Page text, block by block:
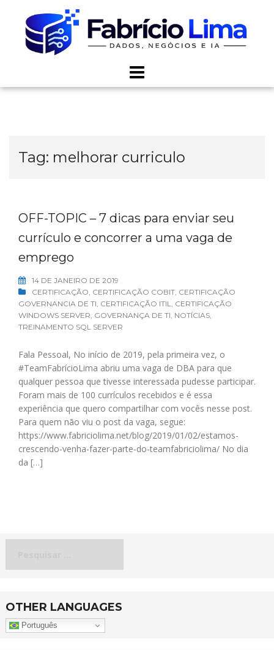
content
Tag: melhorar curriculo
OFF-TOPIC – 7 dicas para enviar seu
currículo e concorrer a uma vaga de
emprego
14 DE JANEIRO DE 2019
CERTIFICAÇÃO, CERTIFICAÇÃO COBIT, CERTIFICAÇÃO
GOVERNANCIA DE TI, CERTIFICAÇÃO ITIL, CERTIFICAÇÃO
WINDOWS SERVER, GOVERNANÇA DE TI, NOTÍCIAS,
TREINAMENTO SQL SERVER
Fala Pessoal, No início de 2019, pela primeira vez, o
#TeamFabrícioLima abriu uma vaga de DBA para que
qualquer pessoa que tivesse interessada pudesse participar.
Foram mais de 100 currículos recebidos e é essa
experiência que quero compartilhar com vocês nesse post.
Para quem não viu o post da vaga, segue:
https://www.fabriciolima.net/blog/2019/01/02/estamos-
crescendo-venha-fazer-parte-do-teamfabriciolima/ No dia
da […]
OTHER LANGUAGES
Português